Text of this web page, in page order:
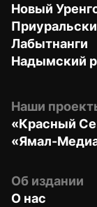
Новый
Лабытнанги
Надымский
Наши
«Красный
«Ямал-
Об издании
О нас